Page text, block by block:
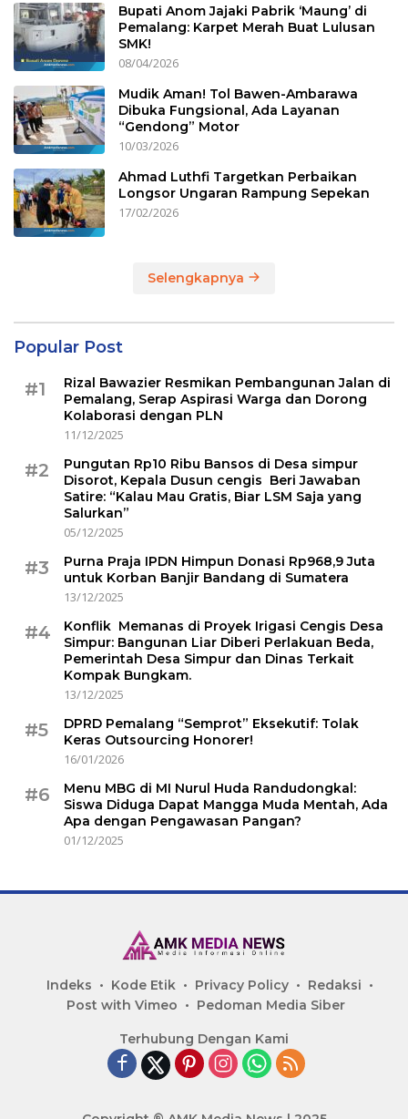
Bupati Anom Jajaki Pabrik ‘Maung’ di
Pemalang: Karpet Merah Buat Lulusan
SMK!
08/04/2026
Mudik Aman! Tol Bawen-Ambarawa
Dibuka Fungsional, Ada Layanan
“Gendong” Motor
10/03/2026
Ahmad Luthfi Targetkan Perbaikan
Longsor Ungaran Rampung Sepekan
17/02/2026
Selengkapnya
Popular Post
#1
Rizal Bawazier Resmikan Pembangunan Jalan di
Pemalang, Serap Aspirasi Warga dan Dorong
Kolaborasi dengan PLN
11/12/2025
#2
Pungutan Rp10 Ribu Bansos di Desa simpur
Disorot, Kepala Dusun cengis Beri Jawaban
Satire: “Kalau Mau Gratis, Biar LSM Saja yang
Salurkan”
05/12/2025
#3
Purna Praja IPDN Himpun Donasi Rp968,9 Juta
untuk Korban Banjir Bandang di Sumatera
13/12/2025
#4
Konflik Memanas di Proyek Irigasi Cengis Desa
Simpur: Bangunan Liar Diberi Perlakuan Beda,
Pemerintah Desa Simpur dan Dinas Terkait
Kompak Bungkam.
13/12/2025
#5
DPRD Pemalang “Semprot” Eksekutif: Tolak
Keras Outsourcing Honorer!
16/01/2026
#6
Menu MBG di MI Nurul Huda Randudongkal:
Siswa Diduga Dapat Mangga Muda Mentah, Ada
Apa dengan Pengawasan Pangan?
01/12/2025
Indeks Kode Etik Privacy Policy
Redaksi
Post with Vimeo
Pedoman Media Siber
Terhubung Dengan Kami